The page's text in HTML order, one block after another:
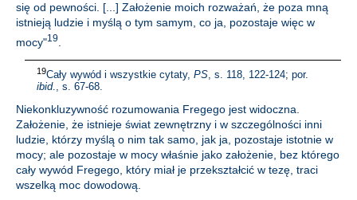
się od pewności. [...] Założenie moich rozważań, że poza mną
istnieją ludzie i myślą o tym samym, co ja, pozostaje więc w
mocy"19
19Cały wywód i wszystkie cytaty, PS, s. 118, 122-124; por.
ibid., s. 67-68.
Niekonkluzywność rozumowania Fregego jest widoczna.
Założenie, że istnieje świat zewnętrzny i w szczególności inni
ludzie, którzy myślą o nim tak samo, jak ja, pozostaje istotnie w
mocy; ale pozostaje w mocy właśnie jako założenie, bez którego
cały wywód Fregego, który miał je przekształcić w tezę, traci
wszelką moc dowodową.